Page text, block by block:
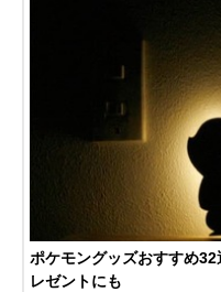
ポケモングッズおすすめ
レゼントにも